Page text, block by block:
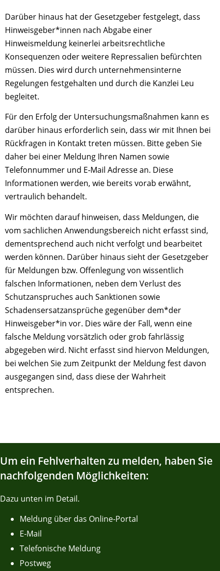
Darüber hinaus hat der Gesetzgeber festgelegt, dass
Hinweisgeber*innen nach Abgabe einer
Hinweismeldung keinerlei arbeitsrechtliche
Konsequenzen oder weitere Repressalien befürchten
müssen. Dies wird durch unternehmensinterne
Regelungen festgehalten und durch die Kanzlei Leu
begleitet.
Für den Erfolg der Untersuchungsmaßnahmen kann es
darüber hinaus erforderlich sein, dass wir mit Ihnen bei
Rückfragen in Kontakt treten müssen. Bitte geben Sie
daher bei einer Meldung Ihren Namen sowie
Telefonnummer und E‑Mail Adresse an. Diese
Informationen werden, wie bereits vorab erwähnt,
vertraulich behandelt.
Wir möchten darauf hinweisen, dass Meldungen, die
vom sachlichen Anwendungsbereich nicht erfasst sind,
dementsprechend auch nicht verfolgt und bearbeitet
werden können. Darüber hinaus sieht der Gesetzgeber
für Meldungen bzw. Offenlegung von wissentlich
falschen Informationen, neben dem Verlust des
Schutzanspruches auch Sanktionen sowie
Schadensersatzansprüche gegenüber dem*der
Hinweisgeber*in vor. Dies wäre der Fall, wenn eine
falsche Meldung vorsätzlich oder grob fahrlässig
abgegeben wird. Nicht erfasst sind hiervon Meldungen,
bei welchen Sie zum Zeitpunkt der Meldung fest davon
ausgegangen sind, dass diese der Wahrheit
entsprechen.
Um ein Fehlverhalten zu melden, haben Sie
nachfolgenden Möglichkeiten:
Dazu unten im Detail.
Meldung über das Online-Portal
E‑Mail
Telefonische Meldung
Postweg